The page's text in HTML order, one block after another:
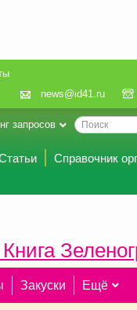
news@id41.ru
запросов
Справочник
Закуски Ещё